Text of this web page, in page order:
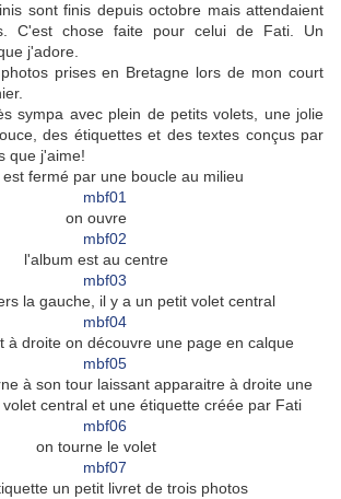
sont finis depuis octobre mais attendaient
C'est chose faite pour celui de Fati. Un
j'adore.
prises en Bretagne lors de mon court
sympa avec plein de petits volets, une jolie
des étiquettes et des textes conçus par
que j'aime!
est fermé par une boucle au milieu
on ouvre
l'album est au centre
la gauche, il y a un petit volet central
à droite on découvre une page en calque
à son tour laissant apparaitre à droite une
central et une étiquette créée par Fati
on tourne le volet
un petit livret de trois photos